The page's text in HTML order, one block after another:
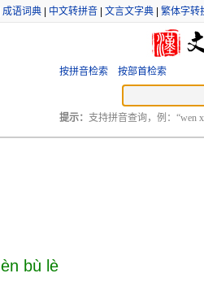
成语词典 中文转拼音 文言文字典 繁体字转
按拼音检索 按部首检索
提示： 支持拼音查询，例：“wen
bù lè